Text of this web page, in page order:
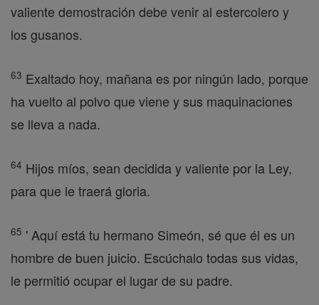
valiente demostración debe venir al estercolero y
los gusanos.
63 Exaltado hoy, mañana es por ningún lado, porque
ha vuelto al polvo que viene y sus maquinaciones
se lleva a nada.
64 Hijos míos, sean decidida y valiente por la Ley,
para que le traerá gloria.
65 ' Aquí está tu hermano Simeón, sé que él es un
hombre de buen juicio. Escúchalo todas sus vidas,
le permitió ocupar el lugar de su padre.